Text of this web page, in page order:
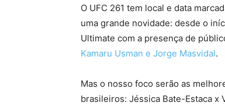
O UFC 261 tem local e data
uma grande novidade: desde o
Ultimate com a presença de
Kamaru Usman e Jorge Masvidal.
Mas o nosso foco serão as
brasileiros: Jéssica Bate-Estaca x